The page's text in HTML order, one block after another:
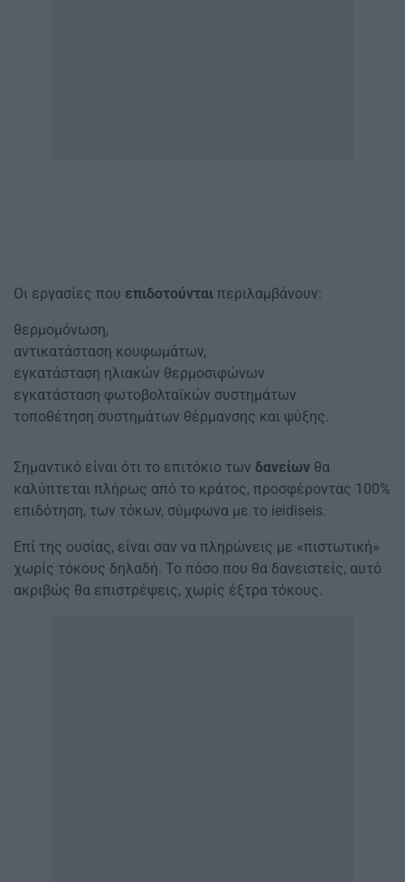
Οι εργασίες που επιδοτούνται περιλαμβάνουν:
θερμομόνωση,
αντικατάσταση κουφωμάτων,
εγκατάσταση ηλιακών θερμοσιφώνων
εγκατάσταση φωτοβολταϊκών συστημάτων
τοποθέτηση συστημάτων θέρμανσης και ψύξης.
Σημαντικό είναι ότι το επιτόκιο των δανείων θα
καλύπτεται πλήρως από το κράτος, προσφέροντας 100%
επιδότηση, των τόκων, σύμφωνα με το ieidiseis.
Επί της ουσίας, είναι σαν να πληρώνεις με «πιστωτική»
χωρίς τόκους δηλαδή. Το πόσο που θα δανειστείς, αυτό
ακριβώς θα επιστρέψεις, χωρίς έξτρα τόκους.